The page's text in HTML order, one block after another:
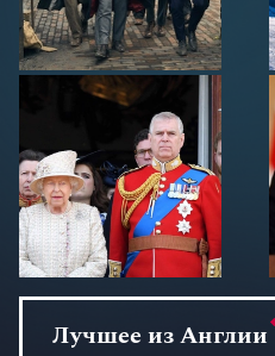
Лучшее из Англии